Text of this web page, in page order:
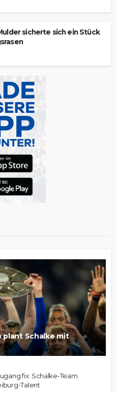
sicherte sich ein Stück
plant Schalke mit
fix: Schalke-Team
Talent